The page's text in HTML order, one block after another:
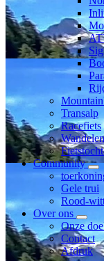
Transalp
Racefiets
Wandelen
Community
Gele trui
Rood-
Over ons
Onze
Contact
Afdruk